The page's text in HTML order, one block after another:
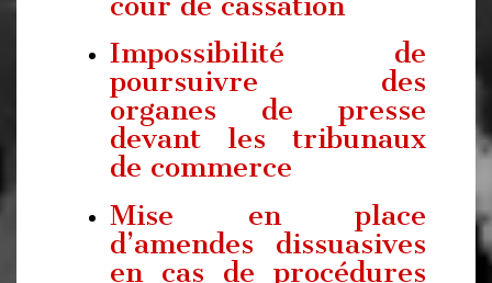
Impossibilité de
poursuivre des
organes de presse
devant les tribunaux
de commerce
Mise en place
d’amendes dissuasives
en cas de procédures